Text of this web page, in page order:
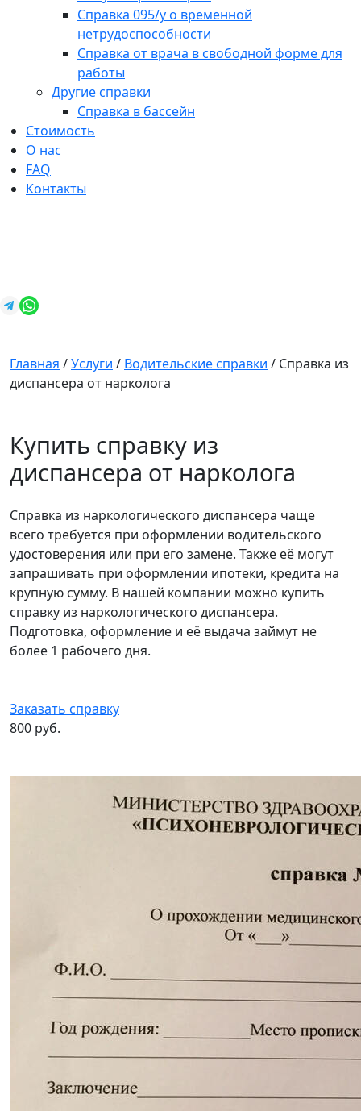
Справка 095/у о временной
нетрудоспособности
Справка от врача в свободной форме для
работы
Другие справки
Справка в бассейн
Стоимость
О нас
FAQ
Контакты
Главная /Услуги / Водительские справки / Справка из
диспансера от нарколога
Купить справку из
диспансера от нарколога
Справка из наркологического диспансера чаще
всего требуется при оформлении водительского
удостоверения или при его замене. Также её могут
запрашивать при оформлении ипотеки, кредита на
крупную сумму. В нашей компании можно купить
справку из наркологического диспансера.
Подготовка, оформление и её выдача займут не
более 1 рабочего дня.
Заказать справку
800 руб.